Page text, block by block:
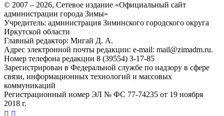
© 2007 – 2026, Сетевое издание «Официальный сайт
администрации города Зимы»
Учредитель: администрация Зиминского городского округа
Иркутской области
Главный редактор: Мигай Д. А.
Адрес электронной почты редакции: e-mail: mail@zimadm.ru.
Номер телефона редакции 8 (39554) 3-17-85
Зарегистрирован в Федеральной службе по надзору в сфере
связи, информационных технологий и массовых
коммуникаций
Регистрационный номер ЭЛ № ФС 77-74235 от 19 ноября
2018 г.